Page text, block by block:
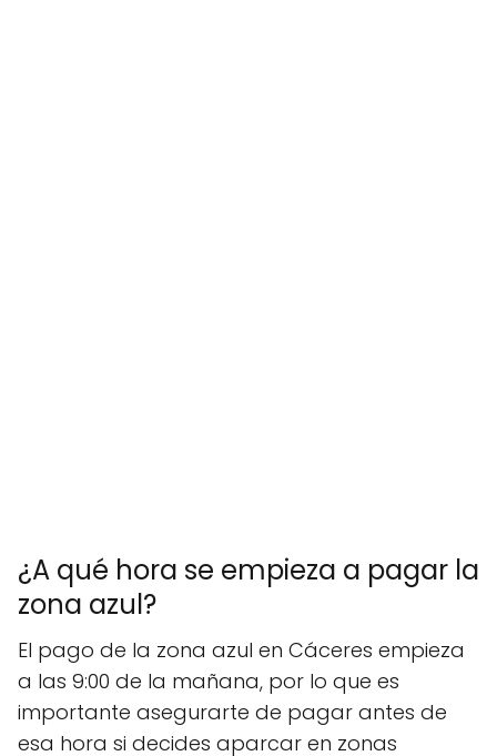
¿A qué hora se empieza a pagar la
zona azul?
El pago de la zona azul en Cáceres empieza
a las 9:00 de la mañana, por lo que es
importante asegurarte de pagar antes de
esa hora si decides aparcar en zonas